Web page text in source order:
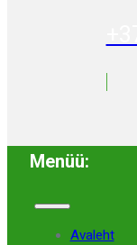
Menüü:
Avaleht